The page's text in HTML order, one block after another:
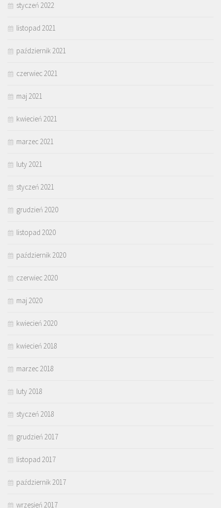
styczeń 2022
listopad 2021
październik 2021
czerwiec 2021
maj 2021
kwiecień 2021
marzec 2021
luty 2021
styczeń 2021
grudzień 2020
listopad 2020
październik 2020
czerwiec 2020
maj 2020
kwiecień 2020
kwiecień 2018
marzec 2018
luty 2018
styczeń 2018
grudzień 2017
listopad 2017
październik 2017
wrzesień 2017